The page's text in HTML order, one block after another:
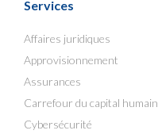
Services
Affaires juridiques
Approvisionnement
Assurances
Carrefour du capital humain
Cybersécurité